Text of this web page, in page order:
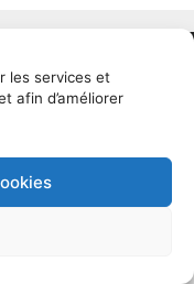
les services et
afin d’améliorer
w2o